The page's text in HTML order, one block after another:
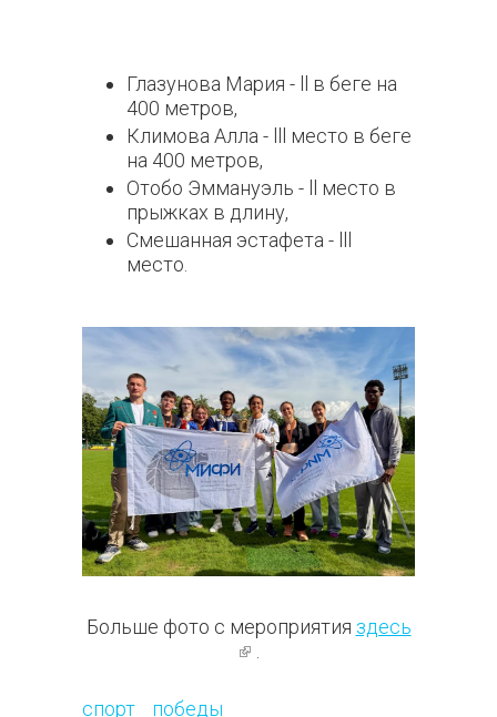
Глазунова Мария - ll в беге на
400 метров,
Климова Алла - lll место в беге
на 400 метров,
Отобо Эммануэль - ll место в
прыжках в длину,
Смешанная эстафета - lll
место.
Больше фото с мероприятия здесь
(внешняя ссылка)
спорт
победы